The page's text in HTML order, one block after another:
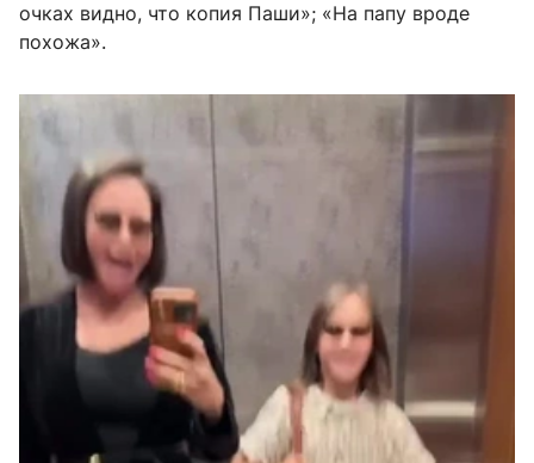
очках видно, что копия Паши»; «На папу вроде
похожа».